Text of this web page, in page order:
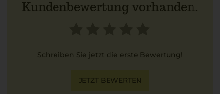
Kundenbewertung vorhanden.
Schreiben Sie jetzt die erste Bewertung!
JETZT BEWERTEN